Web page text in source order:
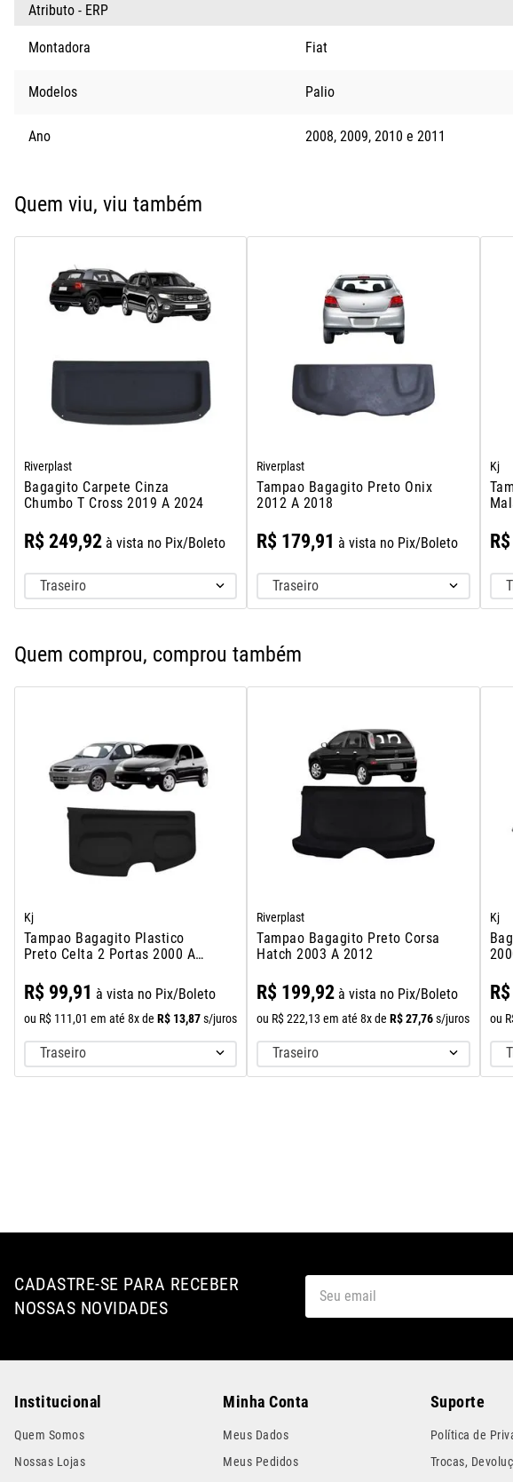
Atributo - ERP
Montadora Fiat
Modelos Palio
Ano 2008 2009 2010 2011
Quem viu, viu também
Riverplast
Bagagito Carpete Cinza
Chumbo T Cross 2019 A 2024
R$ 249,92à vista no Pix/Boleto
Traseiro
Riverplast
Tampao Bagagito Preto Onix
2012 A 2018
R$ 179,91 à vista no Pix/Boleto
Traseiro
Kj
R$
Quem comprou, comprou também
Kj
Tampao Bagagito Plastico
Preto Celta 2 Portas 2000 A
R$ 99,91 à vista no Pix/Boleto
ou R$ 111,01 em até 8x de R$ 13,87s/juros
Traseiro
Riverplast
Tampao Bagagito Preto Corsa
Hatch 2003 A 2012
R$ 199,92 à vista no Pix/Boleto
ou R$ 222,13 em até 8x de R$ 27,76 s/juros
Traseiro
Kj
R$
ou
CADASTRE-SE PARA RECEBER
NOSSAS NOVIDADES
Institucional
Quem Somos
Nossas Lojas
Minha Conta
Meus Dados
Meus Pedidos
Suporte
Política de
Trocas,